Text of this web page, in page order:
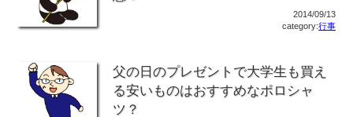
2014/09/13
category:行事
父の日のプレゼントで大学生も買え
る安いものはおすすめなポロシャ
ツ？